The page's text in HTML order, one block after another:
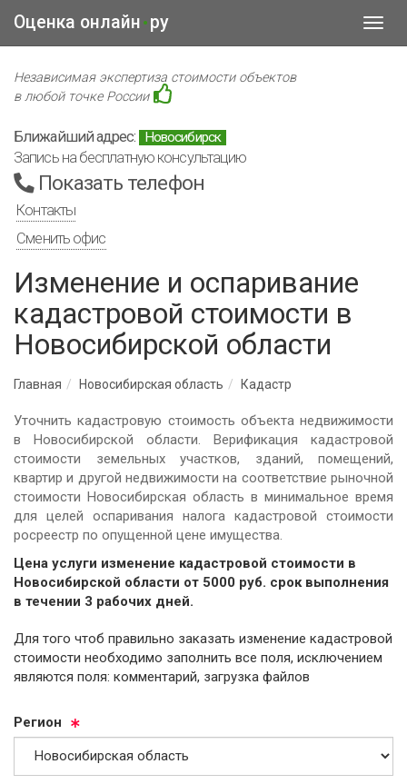
Оценка онлайн • ру
Независимая экспертиза стоимости объектов
в любой точке России
Ближайший адрес: Новосибирск
Запись на бесплатную консультацию
Показать телефон
Контакты
Сменить офис
Изменение и оспаривание
кадастровой стоимости в
Новосибирской области
Главная Новосибирская область Кадастр
Уточнить кадастровую стоимость объекта недвижимости
в Новосибирской области. Верификация кадастровой
стоимости земельных участков, зданий, помещений,
квартир и другой недвижимости на соответствие рыночной
стоимости Новосибирская область в минимальное время
для целей оспаривания налога кадастровой стоимости
росреестр по опущенной цене имущества.
Цена услуги изменение кадастровой стоимости в
Новосибирской области от 5000 руб. cрок выполнения
в течении 3 рабочих дней.
Для того чтоб правильно заказать изменение кадастровой
стоимости необходимо заполнить все поля, исключением
являются поля: комментарий, загрузка файлов
Ре­ги­он